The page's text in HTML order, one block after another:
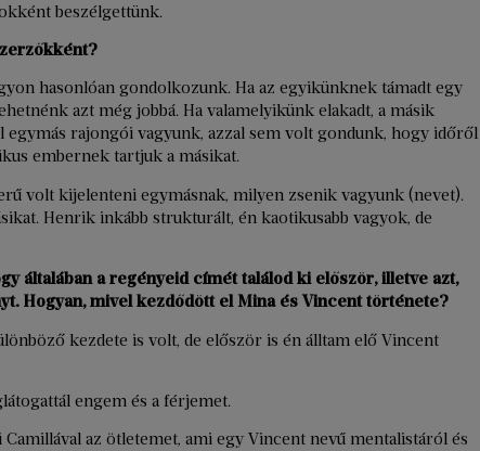
beszélgettünk.
hasonlóan gondolkozunk. Ha az egyikünknek támadt egy
azt még jobbá. Ha valamelyikünk elakadt, a másik
egymás rajongói vagyunk, azzal sem volt gondunk, hogy időről
embernek tartjuk a másikat.
volt kijelenteni egymásnak, milyen zsenik vagyunk (nevet).
Henrik inkább strukturált, én kaotikusabb vagyok, de
általában a regényeid címét találod ki először, illetve azt,
Hogyan, mivel kezdődött el Mina és Vincent története?
kezdete is volt, de először is én álltam elő Vincent
engem és a férjemet.
az ötletemet, ami egy Vincent nevű mentalistáról és